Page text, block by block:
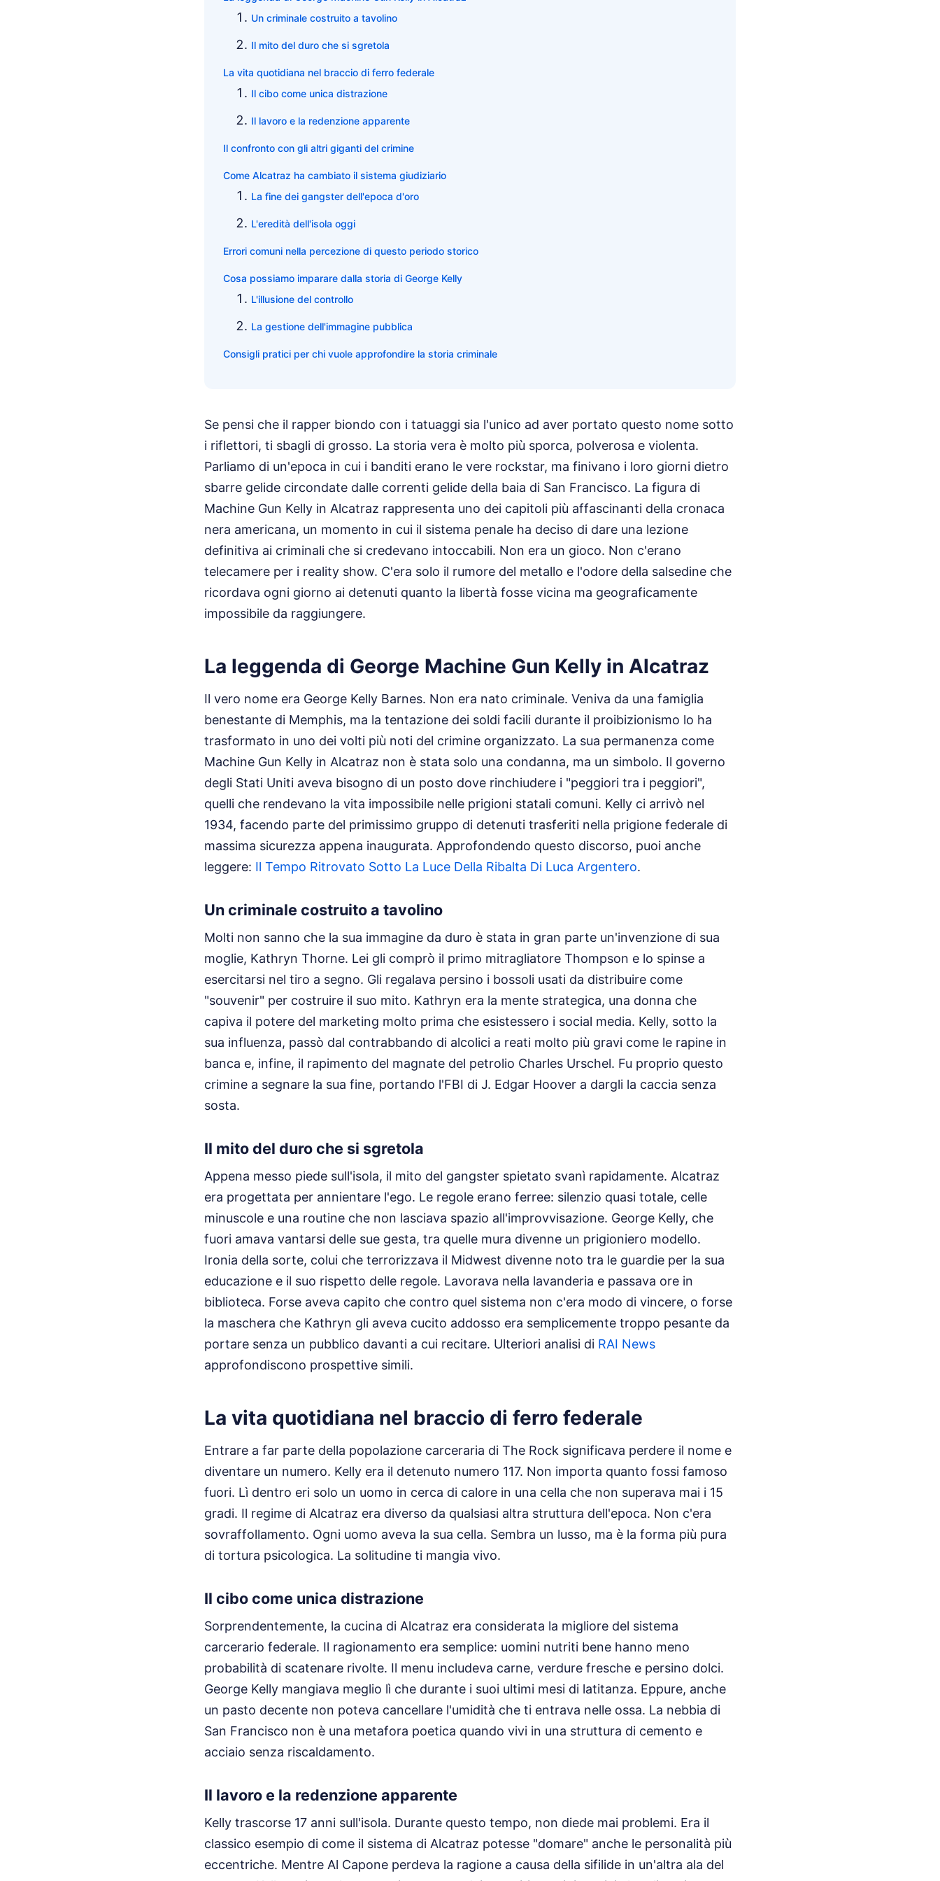
Un criminale costruito a tavolino
Il mito del duro che si sgretola
La vita quotidiana nel braccio di ferro federale
Il cibo come unica distrazione
Il lavoro e la redenzione apparente
Il confronto con gli altri giganti del crimine
Come Alcatraz ha cambiato il sistema giudiziario
La fine dei gangster dell'epoca d'oro
L'eredità dell'isola oggi
Errori comuni nella percezione di questo periodo storico
Cosa possiamo imparare dalla storia di George Kelly
L'illusione del controllo
La gestione dell'immagine pubblica
Consigli pratici per chi vuole approfondire la storia criminale
Se pensi che il rapper biondo con i tatuaggi sia l'unico ad aver portato questo nome sotto
i riflettori, ti sbagli di grosso. La storia vera è molto più sporca, polverosa e violenta.
Parliamo di un'epoca in cui i banditi erano le vere rockstar, ma finivano i loro giorni dietro
sbarre gelide circondate dalle correnti gelide della baia di San Francisco. La figura di
Machine Gun Kelly in Alcatraz rappresenta uno dei capitoli più affascinanti della cronaca
nera americana, un momento in cui il sistema penale ha deciso di dare una lezione
definitiva ai criminali che si credevano intoccabili. Non era un gioco. Non c'erano
telecamere per i reality show. C'era solo il rumore del metallo e l'odore della salsedine che
ricordava ogni giorno ai detenuti quanto la libertà fosse vicina ma geograficamente
impossibile da raggiungere.
La leggenda di George Machine Gun Kelly in Alcatraz
Il vero nome era George Kelly Barnes. Non era nato criminale. Veniva da una famiglia
benestante di Memphis, ma la tentazione dei soldi facili durante il proibizionismo lo ha
trasformato in uno dei volti più noti del crimine organizzato. La sua permanenza come
Machine Gun Kelly in Alcatraz non è stata solo una condanna, ma un simbolo. Il governo
degli Stati Uniti aveva bisogno di un posto dove rinchiudere i "peggiori tra i peggiori",
quelli che rendevano la vita impossibile nelle prigioni statali comuni. Kelly ci arrivò nel
1934, facendo parte del primissimo gruppo di detenuti trasferiti nella prigione federale di
massima sicurezza appena inaugurata. Approfondendo questo discorso, puoi anche
leggere: Il Tempo Ritrovato Sotto La Luce Della Ribalta Di Luca Argentero.
Un criminale costruito a tavolino
Molti non sanno che la sua immagine da duro è stata in gran parte un'invenzione di sua
moglie, Kathryn Thorne. Lei gli comprò il primo mitragliatore Thompson e lo spinse a
esercitarsi nel tiro a segno. Gli regalava persino i bossoli usati da distribuire come
"souvenir" per costruire il suo mito. Kathryn era la mente strategica, una donna che
capiva il potere del marketing molto prima che esistessero i social media. Kelly, sotto la
sua influenza, passò dal contrabbando di alcolici a reati molto più gravi come le rapine in
banca e, infine, il rapimento del magnate del petrolio Charles Urschel. Fu proprio questo
crimine a segnare la sua fine, portando l'FBI di J. Edgar Hoover a dargli la caccia senza
sosta.
Il mito del duro che si sgretola
Appena messo piede sull'isola, il mito del gangster spietato svanì rapidamente. Alcatraz
era progettata per annientare l'ego. Le regole erano ferree: silenzio quasi totale, celle
minuscole e una routine che non lasciava spazio all'improvvisazione. George Kelly, che
fuori amava vantarsi delle sue gesta, tra quelle mura divenne un prigioniero modello.
Ironia della sorte, colui che terrorizzava il Midwest divenne noto tra le guardie per la sua
educazione e il suo rispetto delle regole. Lavorava nella lavanderia e passava ore in
biblioteca. Forse aveva capito che contro quel sistema non c'era modo di vincere, o forse
la maschera che Kathryn gli aveva cucito addosso era semplicemente troppo pesante da
portare senza un pubblico davanti a cui recitare. Ulteriori analisi di RAI News
approfondiscono prospettive simili.
La vita quotidiana nel braccio di ferro federale
Entrare a far parte della popolazione carceraria di The Rock significava perdere il nome e
diventare un numero. Kelly era il detenuto numero 117. Non importa quanto fossi famoso
fuori. Lì dentro eri solo un uomo in cerca di calore in una cella che non superava mai i 15
gradi. Il regime di Alcatraz era diverso da qualsiasi altra struttura dell'epoca. Non c'era
sovraffollamento. Ogni uomo aveva la sua cella. Sembra un lusso, ma è la forma più pura
di tortura psicologica. La solitudine ti mangia vivo.
Il cibo come unica distrazione
Sorprendentemente, la cucina di Alcatraz era considerata la migliore del sistema
carcerario federale. Il ragionamento era semplice: uomini nutriti bene hanno meno
probabilità di scatenare rivolte. Il menu includeva carne, verdure fresche e persino dolci.
George Kelly mangiava meglio lì che durante i suoi ultimi mesi di latitanza. Eppure, anche
un pasto decente non poteva cancellare l'umidità che ti entrava nelle ossa. La nebbia di
San Francisco non è una metafora poetica quando vivi in una struttura di cemento e
acciaio senza riscaldamento.
Il lavoro e la redenzione apparente
Kelly trascorse 17 anni sull'isola. Durante questo tempo, non diede mai problemi. Era il
classico esempio di come il sistema di Alcatraz potesse "domare" anche le personalità più
eccentriche. Mentre Al Capone perdeva la ragione a causa della sifilide in un'altra ala del